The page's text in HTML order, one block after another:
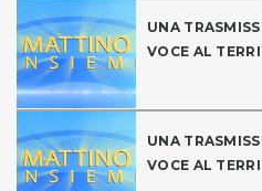
UNA
VOCE AL
UNA
VOCE AL